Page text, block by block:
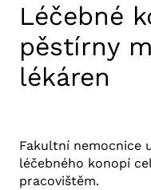
Léčebné
pěstírny
lékáren
Fakultní nemocnice
léčebného konopí
pracovištěm.